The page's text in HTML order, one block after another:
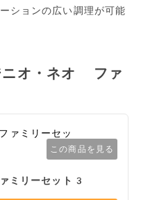
ションの広い調理が可能
オ・ネオ ファ
この商品を見る
リーセット3